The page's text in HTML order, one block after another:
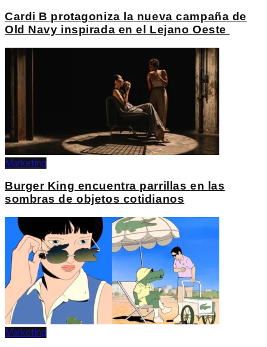
Cardi B protagoniza la nueva campaña de
Old Navy inspirada en el Lejano Oeste
Marketing
Burger King encuentra parrillas en las
sombras de objetos cotidianos
Marketing